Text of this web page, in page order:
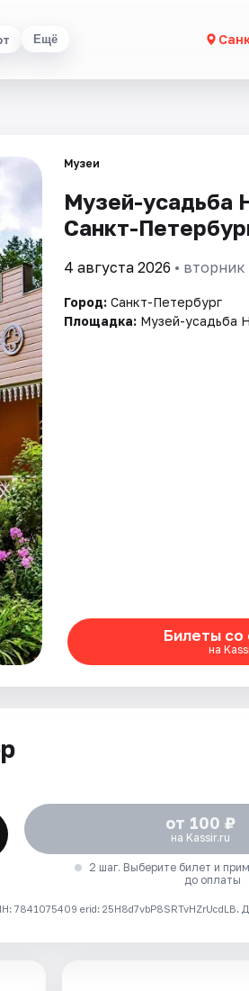
Ещё
Музеи
Музей-усадьба
Санкт-
4 августа 2026 • вторник
Город: Санкт-Петербург
Площадка: Музей-усадьба
Билеты со
на
от 100 ₽
на Kassir.ru
2 шаг. Выберите билет и
до оплаты
erid: 25H8d7vbP8SRTvHZrUcdLB.